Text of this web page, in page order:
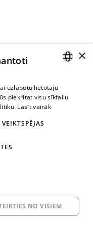
un attēlus. Lietot
RUSSIAN
×
uzlabotu lietotāju
piekrītat visu sīkfailu
Lasīt vairāk
VEIKTSPĒJAS
NO VISIEM